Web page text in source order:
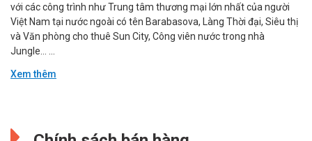
với các công trình như Trung tâm thương mại lớn nhất của người
Việt Nam tại nước ngoài có tên Barabasova, Làng Thời đại, Siêu thị
và Văn phòng cho thuê Sun City, Công viên nước trong nhà
Jungle… ...
Xem thêm